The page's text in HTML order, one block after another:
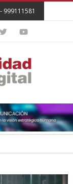
999111581